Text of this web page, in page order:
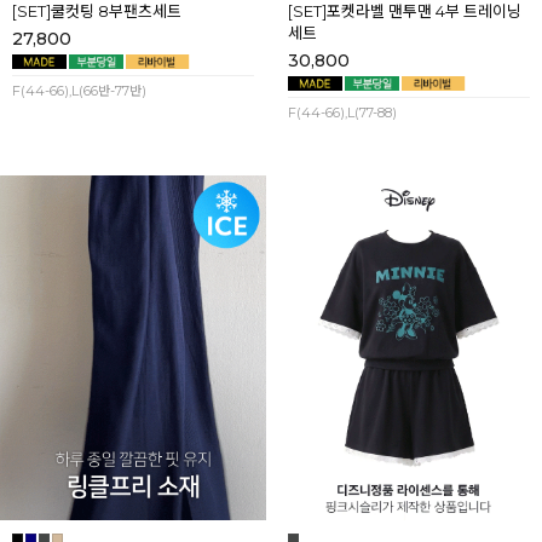
[SET]쿨컷팅 8부팬츠세트
27,800
F(44-66),L(66반-77반)
[SET]포켓라벨 맨투맨 4부 트레이닝
세트
30,800
F(44-66),L(77-88)